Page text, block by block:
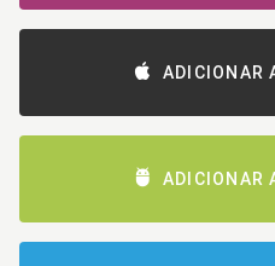
ADICIONAR
ADICIONAR